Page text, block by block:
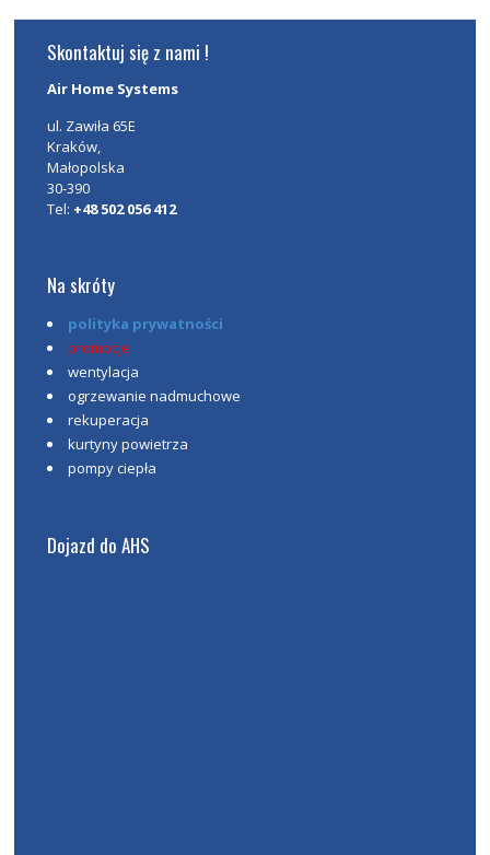
Skontaktuj się z nami !
Air Home Systems
ul. Zawiła 65E
Kraków,
Małopolska
30-390
Tel: +48 502 056 412
Na skróty
polityka prywatności
promocje
wentylacja
ogrzewanie nadmuchowe
rekuperacja
kurtyny powietrza
pompy ciepła
Dojazd do AHS